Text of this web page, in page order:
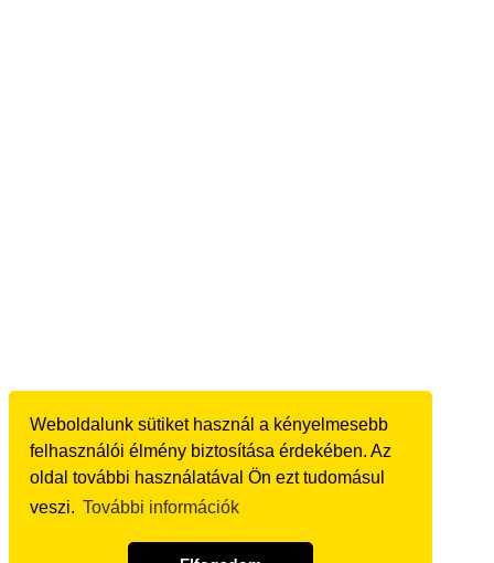
Weboldalunk sütiket használ a kényelmesebb
felhasználói élmény biztosítása érdekében. Az
oldal további használatával Ön ezt tudomásul
veszi. További információk